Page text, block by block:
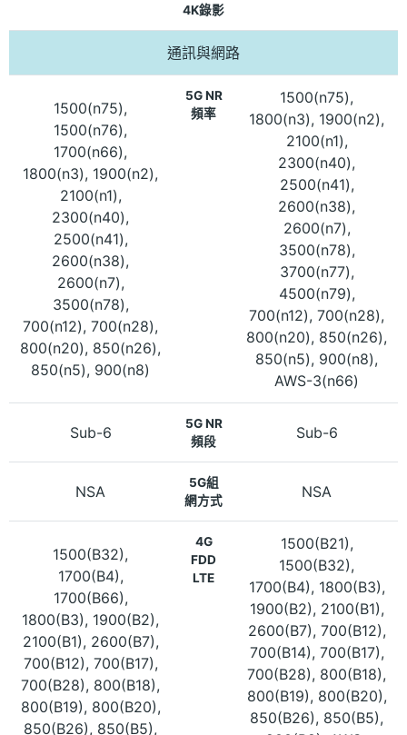
4K錄影
通訊與網路
1500(n75),
1500(n76),
1700(n66),
1800(n3), 1900(n2),
2100(n1),
2300(n40),
2500(n41),
2600(n38),
2600(n7),
3500(n78),
700(n12), 700(n28),
800(n20), 850(n26),
850(n5), 900(n8)
5G NR
頻率
1500(n75),
1800(n3), 1900(n2),
2100(n1),
2300(n40),
2500(n41),
2600(n38),
2600(n7),
3500(n78),
3700(n77),
4500(n79),
700(n12), 700(n28),
800(n20), 850(n26),
850(n5), 900(n8),
AWS-3(n66)
Sub-6
5G NR
頻段
Sub-6
NSA
5G組
網方式
NSA
1500(B32),
1700(B4),
1700(B66),
1800(B3), 1900(B2),
2100(B1), 2600(B7),
700(B12), 700(B17),
700(B28), 800(B18),
800(B19), 800(B20),
850(B26), 850(B5),
4G
FDD
LTE
1500(B21),
1500(B32),
1700(B4), 1800(B3),
1900(B2), 2100(B1),
2600(B7), 700(B12),
700(B14), 700(B17),
700(B28), 800(B18),
800(B19), 800(B20),
850(B26), 850(B5),